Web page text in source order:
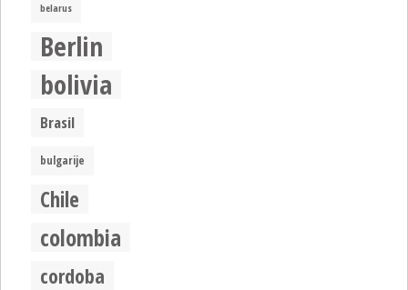
belarus
Berlin
bolivia
Brasil
bulgarije
Chile
colombia
cordoba